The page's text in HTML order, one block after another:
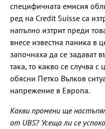
специфичната емисия
ред на Credit Suisse са
напълно изтрит преди
внесе известна паника в
започнаха да се задават
така, то какво се случва с
обясни Петко Вълков
напрежение в Европа.
Какви промени ще
от UBS? Усеща ли се